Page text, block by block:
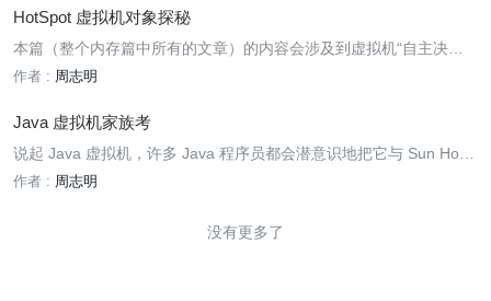
拟机如何对死亡的对象进行内存回收。
HotSpot 虚拟机对象探秘
本篇（整个内存篇中所有的文章）的内容会涉及到虚拟机“自主决
定”的实现，我们的讨论将在 HotSpot VM 的范围内展开。
作者 : 周志明
Java 虚拟机家族考
说起 Java 虚拟机，许多 Java 程序员都会潜意识地把它与 Sun HotS
pot 虚拟机等同看待，也许还有一些程序员会注意到 BEA JRockit 和 I
n 发布的 JDK 1.0 中所包含的 Sun Classic VM 算起，Java 虚拟机已
经发展了 15 个年头，沧海桑田一瞬间，15 年转眼而过，这期间曾经
作者 : 周志明
没有更多了